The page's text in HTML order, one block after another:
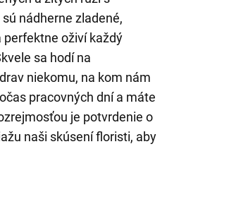
nádherne zladené,
oživí každý
sa hodí na
niekomu, na kom nám
pracovných dní a máte
je potvrdenie o
naši skúsení floristi, aby